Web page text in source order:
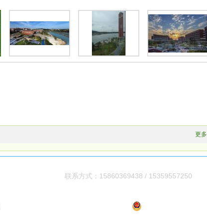
更多
联系方式： 15860369438 / 15359557250